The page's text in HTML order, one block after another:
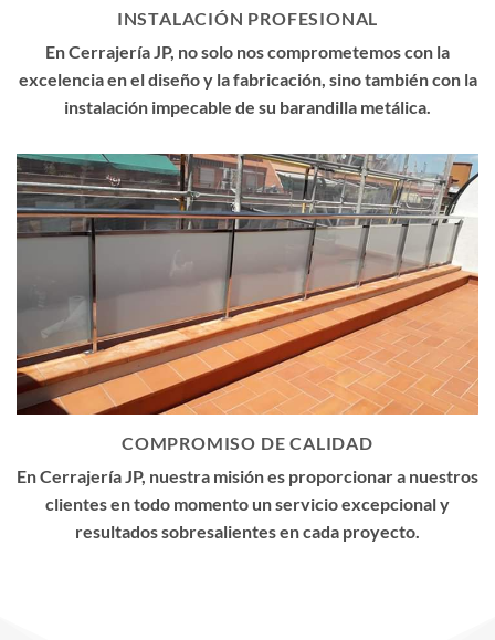
INSTALACIÓN PROFESIONAL
En Cerrajería JP, no solo nos comprometemos con la
excelencia en el diseño y la fabricación, sino también con la
instalación impecable de su barandilla metálica.
COMPROMISO DE CALIDAD
En Cerrajería JP, nuestra misión es proporcionar a nuestros
clientes en todo momento un servicio excepcional y
resultados sobresalientes en cada proyecto.